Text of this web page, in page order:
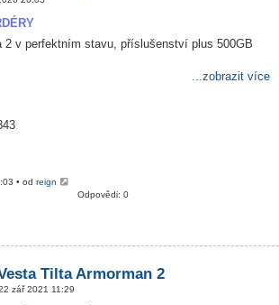
2 v perfektním stavu, příslušenství plus 500GB
...zobrazit více
• od reign
Odpovědi: 0
Tilta Armorman 2
zář 2021 11:29